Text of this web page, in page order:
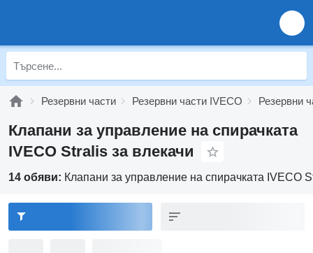
Резервни части Резервни части IVECO Резервни
Клапани за управление на спирачката
IVECO Stralis за влекачи
14 обяви: Клапани за управление на спирачката IVECO